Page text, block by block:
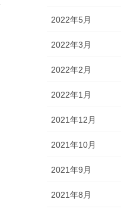
2022年5月
2022年3月
2022年2月
2022年1月
2021年12月
2021年10月
2021年9月
2021年8月